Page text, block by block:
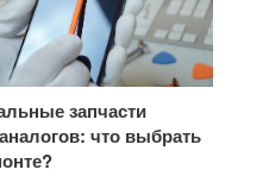
запчасти
что выбрать